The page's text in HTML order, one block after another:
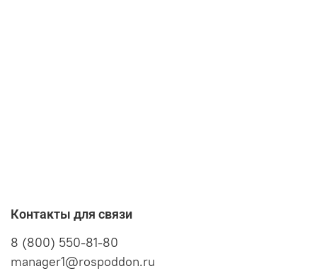
Контакты для связи
8 (800) 550-81-80
manager1@rospoddon.ru